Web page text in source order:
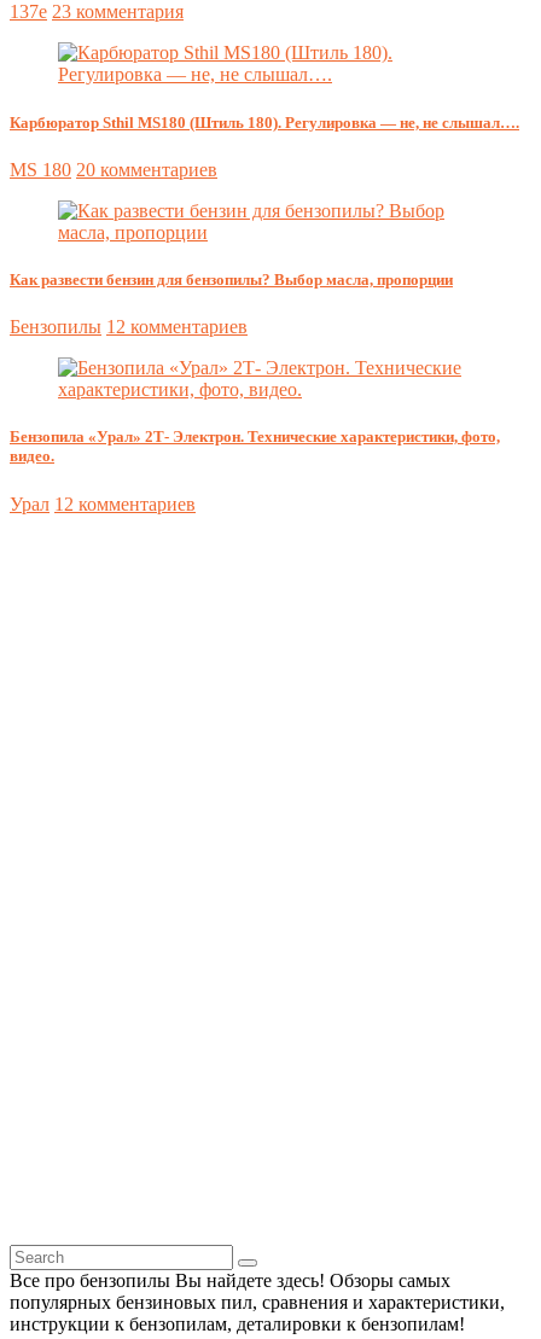
137e 23 комментария
Карбюратор Sthil MS180 (Штиль 180). Регулировка — не, не слышал….
MS 180 20 комментариев
Как развести бензин для бензопилы? Выбор масла, пропорции
Бензопилы 12 комментариев
Бензопила «Урал» 2Т- Электрон. Технические характеристики, фото,
видео.
Урал 12 комментариев
Все про бензопилы Вы найдете здесь! Обзоры самых
популярных бензиновых пил, сравнения и характеристики,
инструкции к бензопилам, деталировки к бензопилам!